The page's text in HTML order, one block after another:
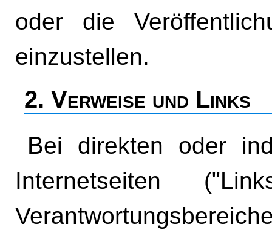
oder die
einzustellen.
2. Verweise und Links
Bei direkten oder indirekten Verweisen auf fremde
Internetseiten